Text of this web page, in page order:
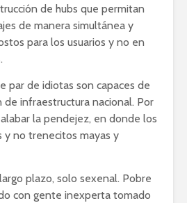
de hubs que permitan
de manera simultánea y
para los usuarios y no en
par de idiotas son capaces de
de infraestructura nacional. Por
la pendejez, en donde los
y no trenecitos mayas y
plazo, solo sexenal. Pobre
con gente inexperta tomado